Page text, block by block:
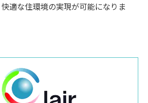
適な住環境の実現が可能になりま